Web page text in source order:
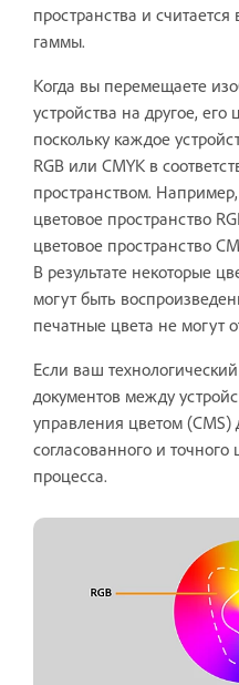
пространства и
гаммы.
Когда вы перемещаете
устройства на другое, его
поскольку каждое
RGB или CMYK в
пространством.
цветовое пространство
цветовое пространство
В результате некоторые
могут быть
печатные цвета не могут
Если ваш
документов между
управления цветом
согласованного и
процесса.